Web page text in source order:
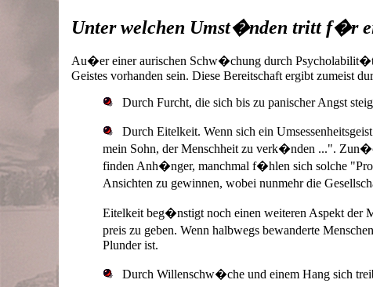
Unter welchen Umst�nden tritt f�r
Au�er einer aurischen Schw�chung durch
Geistes vorhanden sein. Diese Bereitschaft ergibt zumeist
Durch Furcht, die sich bis zu panischer Angst
Durch Eitelkeit. Wenn sich ein
mein Sohn, der Menschheit zu verk�nden ...".
finden Anh�nger, manchmal f�hlen sich solche
Ansichten zu gewinnen, wobei nunmehr die
Eitelkeit beg�nstigt noch einen weiteren Aspekt der
preis zu geben. Wenn halbwegs bewanderte
Plunder ist.
Durch Willenschw�che und einem Hang sich